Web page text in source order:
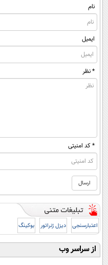
نام
ایمیل
* نظر
* کد امنیتی
اعتبارسنجی دیزل ژنراتور بوکینگ
از سراسر وب